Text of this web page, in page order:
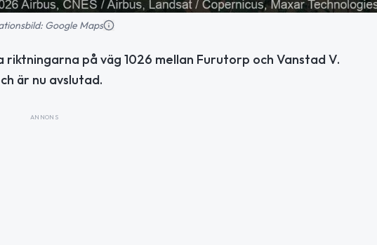
Google Maps
på väg 1026 mellan Furutorp och Vanstad V.
är nu avslutad.
ANNONS